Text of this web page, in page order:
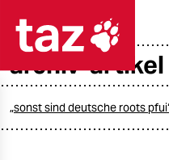
taz
archiv-artikel
„sonst sind deutsche roots